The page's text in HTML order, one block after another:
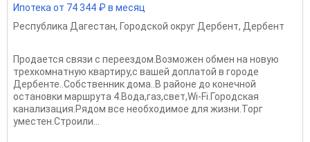
Ипотека от 74 344 ₽ в месяц
Республика Дагестан, Городской округ Дербент, Дербент
Продается связи с переездом.Возможен обмен на новую
трехкомнатную квартиру,с вашей доплатой в городе
Дербенте..Собственник дома..В районе до конечной
остановки маршрута 4.Вода,газ,свет,Wi-Fi.Городская
канализация.Рядом все необходимое для жизни.Торг
уместен.Строили...